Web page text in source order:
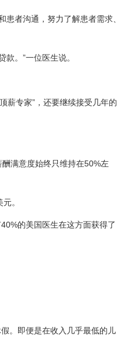
者沟通，努力了解患者需求、
。”一位医生说。
专家”，还要继续接受几年的
满意度始终只维持在50%左
。
的美国医生在这方面获得了
。即便是在收入几乎最低的儿